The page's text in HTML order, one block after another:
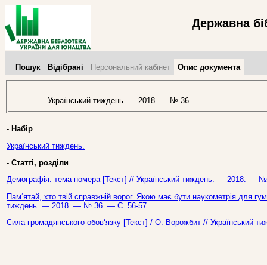
Державна
Пошук Відібрані Персональний кабінет Опис документа
Український тиждень. — 2018. — № 36.
- Набір
Український тиждень.
- Статті, розділи
Демографія: тема номера [Текст] // Український тиждень. — 2018. —
Пам‘ятай, хто твій справжній ворог. Якою має бути наукометрія для
тиждень. — 2018. — № 36. — С. 56-57.
Сила громадянського обов‘язку [Текст] / О. Ворожбит //